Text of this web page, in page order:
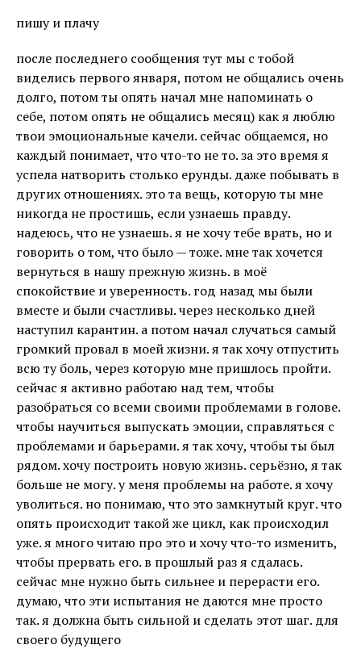
пишу и плачу
после последнего сообщения тут мы с тобой
виделись первого января, потом не общались очень
долго, потом ты опять начал мне напоминать о
себе, потом опять не общались месяц) как я люблю
твои эмоциональные качели. сейчас общаемся, но
каждый понимает, что что-то не то. за это время я
успела натворить столько ерунды. даже побывать в
других отношениях. это та вещь, которую ты мне
никогда не простишь, если узнаешь правду.
надеюсь, что не узнаешь. я не хочу тебе врать, но и
говорить о том, что было — тоже. мне так хочется
вернуться в нашу прежную жизнь. в моё
спокойствие и уверенность. год назад мы были
вместе и были счастливы. через несколько дней
наступил карантин. а потом начал случаться самый
громкий провал в моей жизни. я так хочу отпустить
всю ту боль, через которую мне пришлось пройти.
сейчас я активно работаю над тем, чтобы
разобраться со всеми своими проблемами в голове.
чтобы научиться выпускать эмоции, справляться с
проблемами и барьерами. я так хочу, чтобы ты был
рядом. хочу построить новую жизнь. серьёзно, я так
больше не могу. у меня проблемы на работе. я хочу
уволиться. но понимаю, что это замкнутый круг. что
опять происходит такой же цикл, как происходил
уже. я много читаю про это и хочу что-то изменить,
чтобы прервать его. в прошлый раз я сдалась.
сейчас мне нужно быть сильнее и перерасти его.
думаю, что эти испытания не даются мне просто
так. я должна быть сильной и сделать этот шаг. для
своего будущего